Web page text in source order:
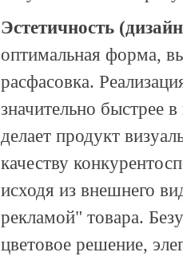
Эстетичность (дизайн
оптимальная форма,
расфасовка.
значительно быстрее
делает продукт
качеству
исходя из внешнего
рекламой" товара.
цветовое решение,